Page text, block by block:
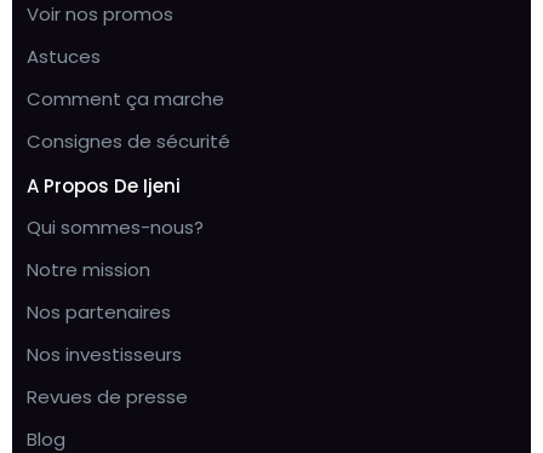
Voir nos promos
Astuces
Comment ça marche
Consignes de sécurité
A Propos De Ijeni
Qui sommes-nous?
Notre mission
Nos partenaires
Nos investisseurs
Revues de presse
Blog